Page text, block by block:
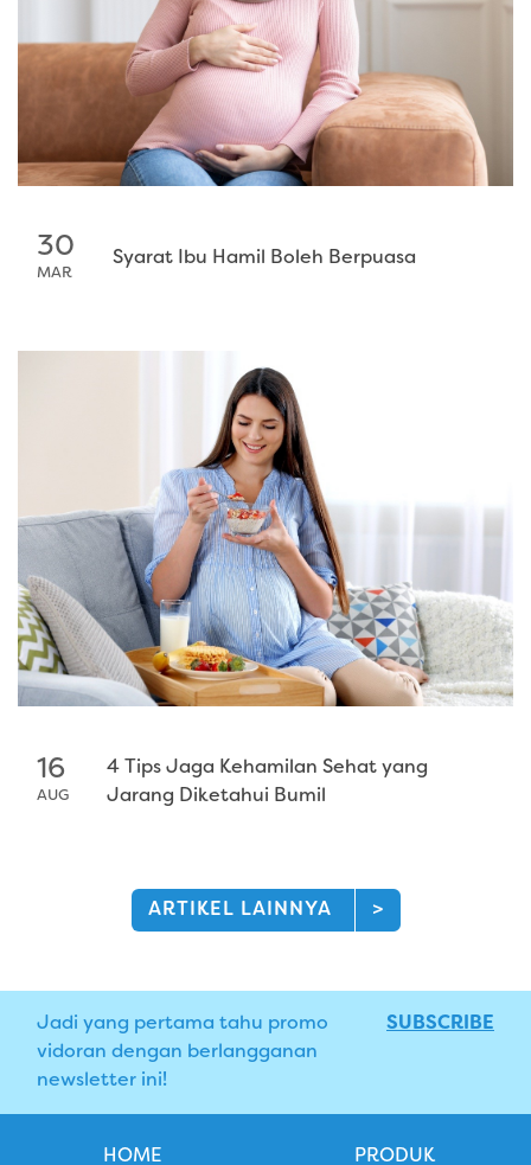
30
MAR
Syarat Ibu Hamil Boleh Berpuasa
16
AUG
4 Tips Jaga Kehamilan Sehat yang
Jarang Diketahui Bumil
ARTIKEL LAINNYA >
Jadi yang pertama tahu promo
vidoran dengan berlangganan
newsletter ini!
SUBSCRIBE
HOME PRODUK